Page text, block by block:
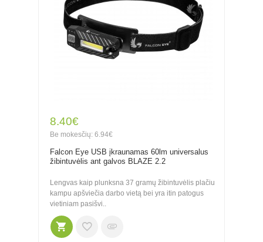
8.40€
Be mokesčių: 6.94€
Falcon Eye USB įkraunamas 60lm universalus
žibintuvėlis ant galvos BLAZE 2.2
Lengvas kaip plunksna 37 gramų žibintuvėlis plačiu
kampu apšviečia darbo vietą bei yra itin patogus
vietiniam pasišvi..